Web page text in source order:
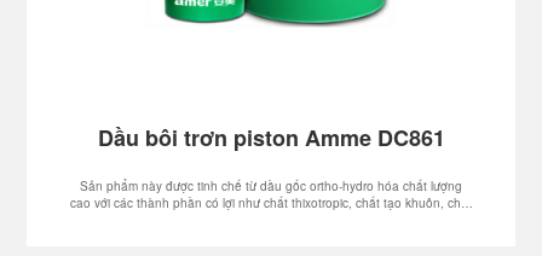
Dầu bôi trơn piston Amme DC861
Sản phẩm này được tinh chế từ dầu gốc ortho-hydro hóa chất lượng
cao với các thành phần có lợi như chất thixotropic, chất tạo khuôn, chất